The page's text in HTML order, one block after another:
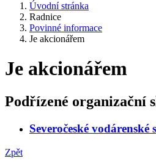
Úvodní stránka
Radnice
Povinné informace
Je akcionářem
Je akcionářem
Podřízené organizační
Severočeské vodárenské
Zpět